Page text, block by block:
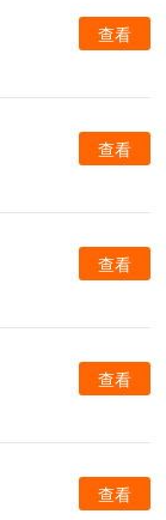
查看
查看
查看
查看
查看